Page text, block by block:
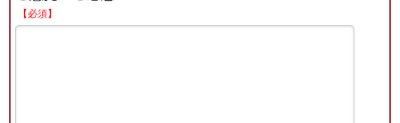
【必須】